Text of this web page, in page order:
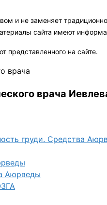
и не заменяет
сайта имеют
представленного на сайте.
врача
груди. Средства
Аюрведы